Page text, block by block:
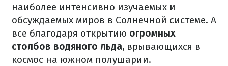
наиболее интенсивно изучаемых и
обсуждаемых миров в Солнечной системе. А
все благодаря открытию огромных
столбов водяного льда, врывающихся в
космос на южном полушарии.